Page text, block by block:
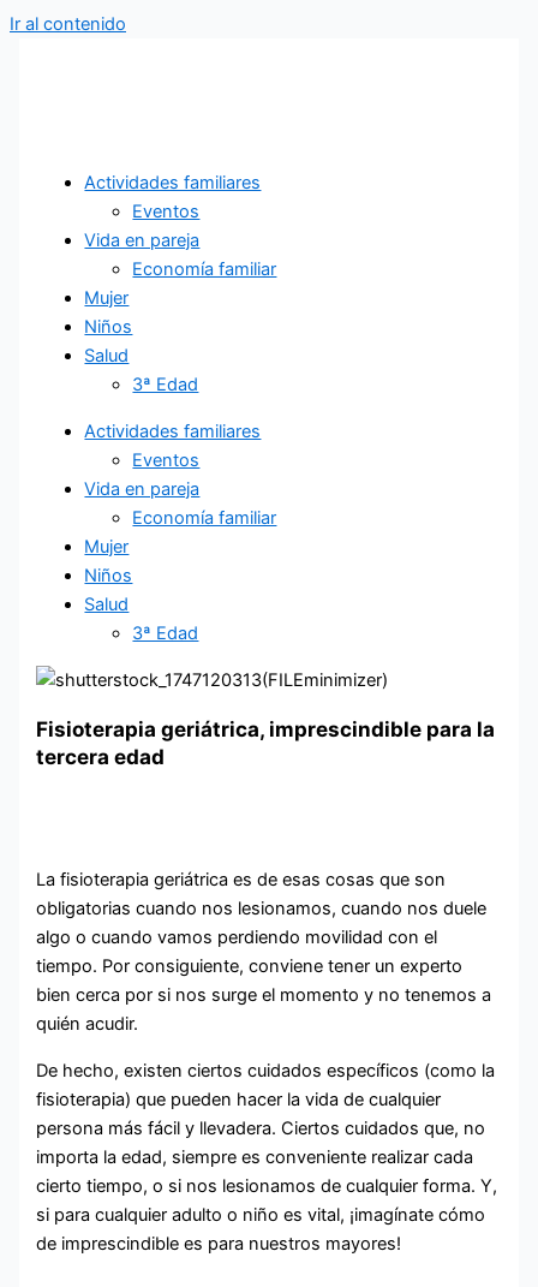
Ir al contenido
Actividades familiares
Eventos
Vida en pareja
Economía familiar
Mujer
Niños
Salud
3ª Edad
Actividades familiares
Eventos
Vida en pareja
Economía familiar
Mujer
Niños
Salud
3ª Edad
Fisioterapia geriátrica, imprescindible para la
tercera edad
La fisioterapia geriátrica es de esas cosas que son
obligatorias cuando nos lesionamos, cuando nos duele
algo o cuando vamos perdiendo movilidad con el
tiempo. Por consiguiente, conviene tener un experto
bien cerca por si nos surge el momento y no tenemos a
quién acudir.
De hecho, existen ciertos cuidados específicos (como la
fisioterapia) que pueden hacer la vida de cualquier
persona más fácil y llevadera. Ciertos cuidados que, no
importa la edad, siempre es conveniente realizar cada
cierto tiempo, o si nos lesionamos de cualquier forma. Y,
si para cualquier adulto o niño es vital, ¡imagínate cómo
de imprescindible es para nuestros mayores!